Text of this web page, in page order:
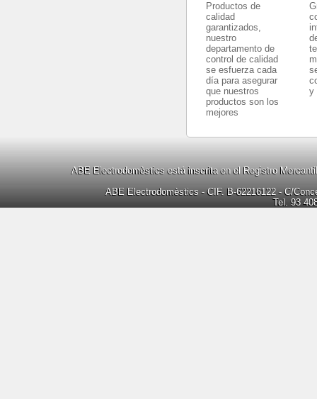
Productos de
calidad
garantizados,
nuestro
departamento de
control de calidad
se esfuerza cada
día para asegurar
que nuestros
productos son los
mejores
y
ABE Electrodomèstics está inscrita en el Registro
ABE Electrodomèstics - CIF. B-62216122 - C/
Tel. 93